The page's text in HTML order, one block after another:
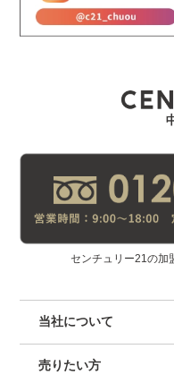
センチュリー21の加
当社について
売りたい方